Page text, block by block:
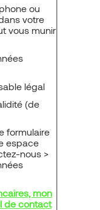
ou
votre
vous munir
légal
(de
formulaire
espace
nous >
mon
de contact